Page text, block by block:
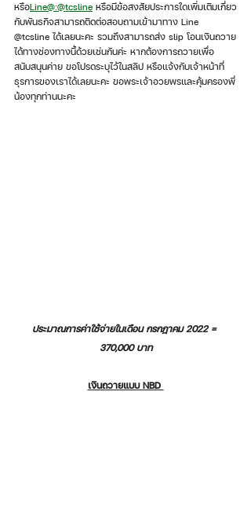
หรือLine@:@tcsline หรือมีข้อสงสัยประการใดเพิ่มเติมเกี่ยว
กับพันธกิจสามารถติดต่อสอบถามเข้ามาทาง Line
@tcsline ได้เลยนะคะ รวมถึงสามารถส่ง slip โอนเงินถวาย
ได้ทางช่องทางนี้ด้วยเช่นกันค่ะ หากต้องการถวายเพื่อ
สนับสนุนค่าย ขอโปรดระบุไว้ในสลิป หรือแจ้งกับเจ้าหน้าที่
ธุรการของเราได้เลยนะคะ ขอพระเจ้าอวยพรและคุ้มครองพี่
น้องทุกท่านนะคะ
ประมาณการค่าใช้จ่ายในเดือน กรกฎาคม 2022 =
370,000 บาท
เงินถวายแบบ NBD